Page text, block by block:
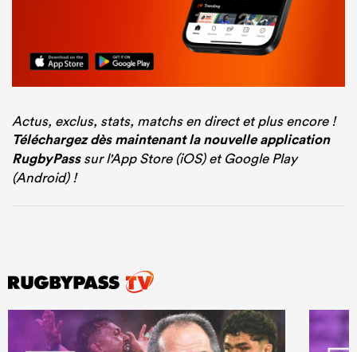
Actus, exclus, stats, matchs en direct et plus encore !
Téléchargez dès maintenant la nouvelle application
RugbyPasssur l'App Store (iOS) et Google Play
(Android) !